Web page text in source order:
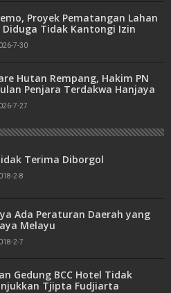
Proyek Pematangan Lahan
Tidak Kantongi Izin
7-30
Hutan Rempang, Hakim PN
Penjara Terdakwa Hanjaya
7-27
Terima Diborgol
2-8
Ada Peraturan Daerah yang
Melayu
2-7
Gedung BCC Hotel Tidak
Tjipta Fudjiarta